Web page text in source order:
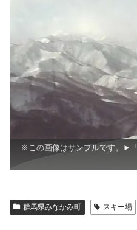
※この画像はサンプルです。►「
群馬県みなかみ町 スキー場